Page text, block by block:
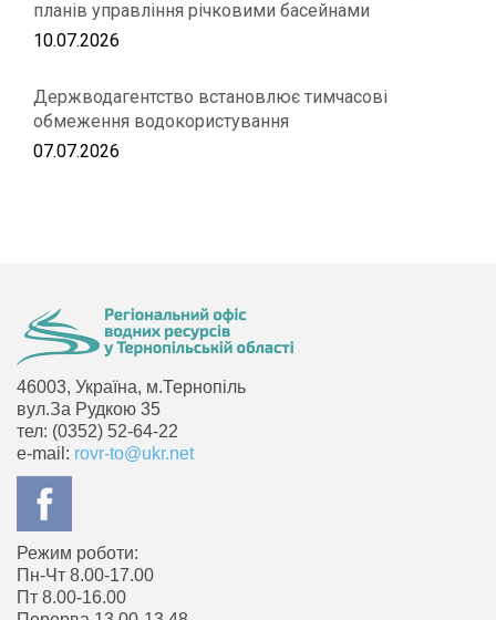
планів управління річковими басейнами
10.07.2026
Держводагентство встановлює тимчасові
обмеження водокористування
07.07.2026
46003, Україна, м.Тернопіль
вул.За Рудкою 35
тел: (0352) 52-64-22
e-mail: rovr-to@ukr.net
Режим роботи:
Пн-Чт 8.00-17.00
Пт 8.00-16.00